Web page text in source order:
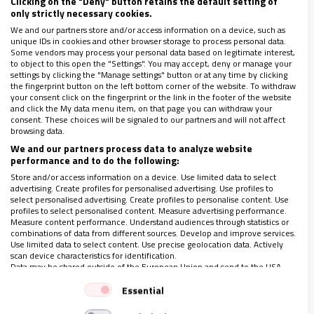
Tal vez por eso, la imagen resulta tan inquietante
en nuestro tiempo. Vivimos en sociedades que
muchas veces premian la acumulación desmedida,
el rendimiento sin descanso, el narcisismo,la
competencia permanente y la ilusión de
autosuficiencia.
only strictly necessary cookies.
We and our partners store and/or access information on a device, such as
unique IDs in cookies and other browser storage to process personal data.
Some vendors may process your personal data based on legitimate interest,
to object to this open the "Settings". You may accept, deny or manage your
settings by clicking the "Manage settings" button or at any time by clicking
the fingerprint button on the left bottom corner of the website. To withdraw
your consent click on the fingerprint or the link in the footer of the website
and click the My data menu item, on that page you can withdraw your
consent. These choices will be signaled to our partners and will not affect
browsing data.
We and our partners process data to analyze website
performance and to do the following:
Store and/or access information on a device. Use limited data to select
advertising. Create profiles for personalised advertising. Use profiles to
select personalised advertising. Create profiles to personalise content. Use
profiles to select personalised content. Measure advertising performance.
Measure content performance. Understand audiences through statistics or
combinations of data from different sources. Develop and improve services.
Use limited data to select content. Use precise geolocation data. Actively
scan device characteristics for identification.
Data may be shared outside of the European Union and send to the USA.
Your consent and the cookie policy applies solely to this website/app.
View Partner List (1 IAB Vendors)
Essential